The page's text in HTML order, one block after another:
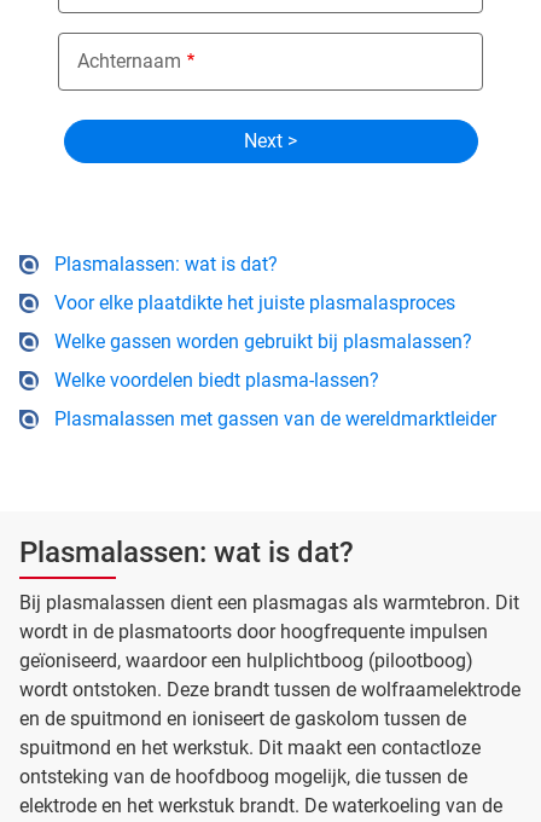
Plasmalassen: wat is dat?
Voor elke plaatdikte het juiste plasmalasproces
Welke gassen worden gebruikt bij plasmalassen?
Welke voordelen biedt plasma-lassen?
Plasmalassen met gassen van de wereldmarktleider
Plasmalassen: wat is dat?
Bij plasmalassen dient een plasmagas als warmtebron. Dit
wordt in de plasmatoorts door hoogfrequente impulsen
geïoniseerd, waardoor een hulplichtboog (pilootboog)
wordt ontstoken. Deze brandt tussen de wolfraamelektrode
en de spuitmond en ioniseert de gaskolom tussen de
spuitmond en het werkstuk. Dit maakt een contactloze
ontsteking van de hoofdboog mogelijk, die tussen de
elektrode en het werkstuk brandt. De waterkoeling van de
Achternaam